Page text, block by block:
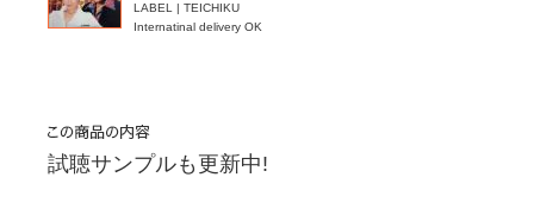
LABEL | TEICHIKU
Internatinal delivery OK
試聴サンプルも更新中!